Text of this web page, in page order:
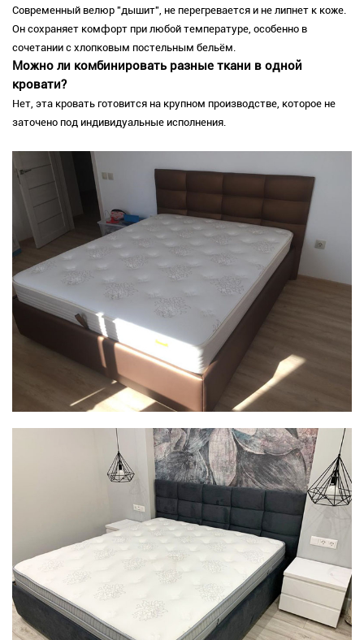
Современный велюр "дышит", не перегревается и не липнет к коже.
Он сохраняет комфорт при любой температуре, особенно в
сочетании с хлопковым постельным бельём.
Можно ли комбинировать разные ткани в одной
кровати?
Нет, эта кровать готовится на крупном производстве, которое не
заточено под индивидуальные исполнения.